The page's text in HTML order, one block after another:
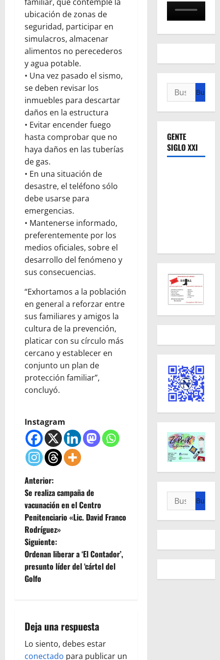
ubicación de zonas de
seguridad, participar en
simulacros, almacenar
alimentos no perecederos
y agua potable.
• Una vez pasado el sismo,
se deben revisar los
inmuebles para descartar
daños en la estructura
• Evitar encender fuego
hasta comprobar que no
haya daños en las tuberías
de gas.
• En una situación de
desastre, el teléfono sólo
debe usarse para
emergencias.
• Mantenerse informado,
preferentemente por los
medios oficiales, sobre el
desarrollo del fenómeno y
sus consecuencias.
“Exhortamos a la población
en general a reforzar entre
sus familiares y amigos la
cultura de la prevención,
platicar con su círculo más
cercano y establecer en
conjunto un plan de
protección familiar”,
concluyó.
Instagram
N
a
v
e
g
a
i
ó
Anterior:
Se realiza campaña de
vacunación en el Centro
Penitenciario «Lic. David Franco
Rodríguez»
Siguiente:
Ordenan liberar a ‘El Contador’,
presunto líder del ‘cártel del
Golfo
Deja una respuesta
Lo siento, debes estar
conectado para publicar un
Buscar:
GENTE
SIGLO XXI
Buscar: